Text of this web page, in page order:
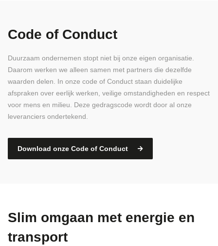
Code of Conduct
Duurzaam ondernemen stopt niet bij onze eigen organisatie.
Daarom werken we alleen samen met partners die dezelfde
waarden delen. In onze code of Conduct staan duidelijke
afspraken over eerlijk werken, veilige omstandigheden en respect
voor mens en milieu. Deze gedragscode wordt door al onze
leveranciers ondertekend.
Download onze Code of Conduct
Slim omgaan met energie en
transport